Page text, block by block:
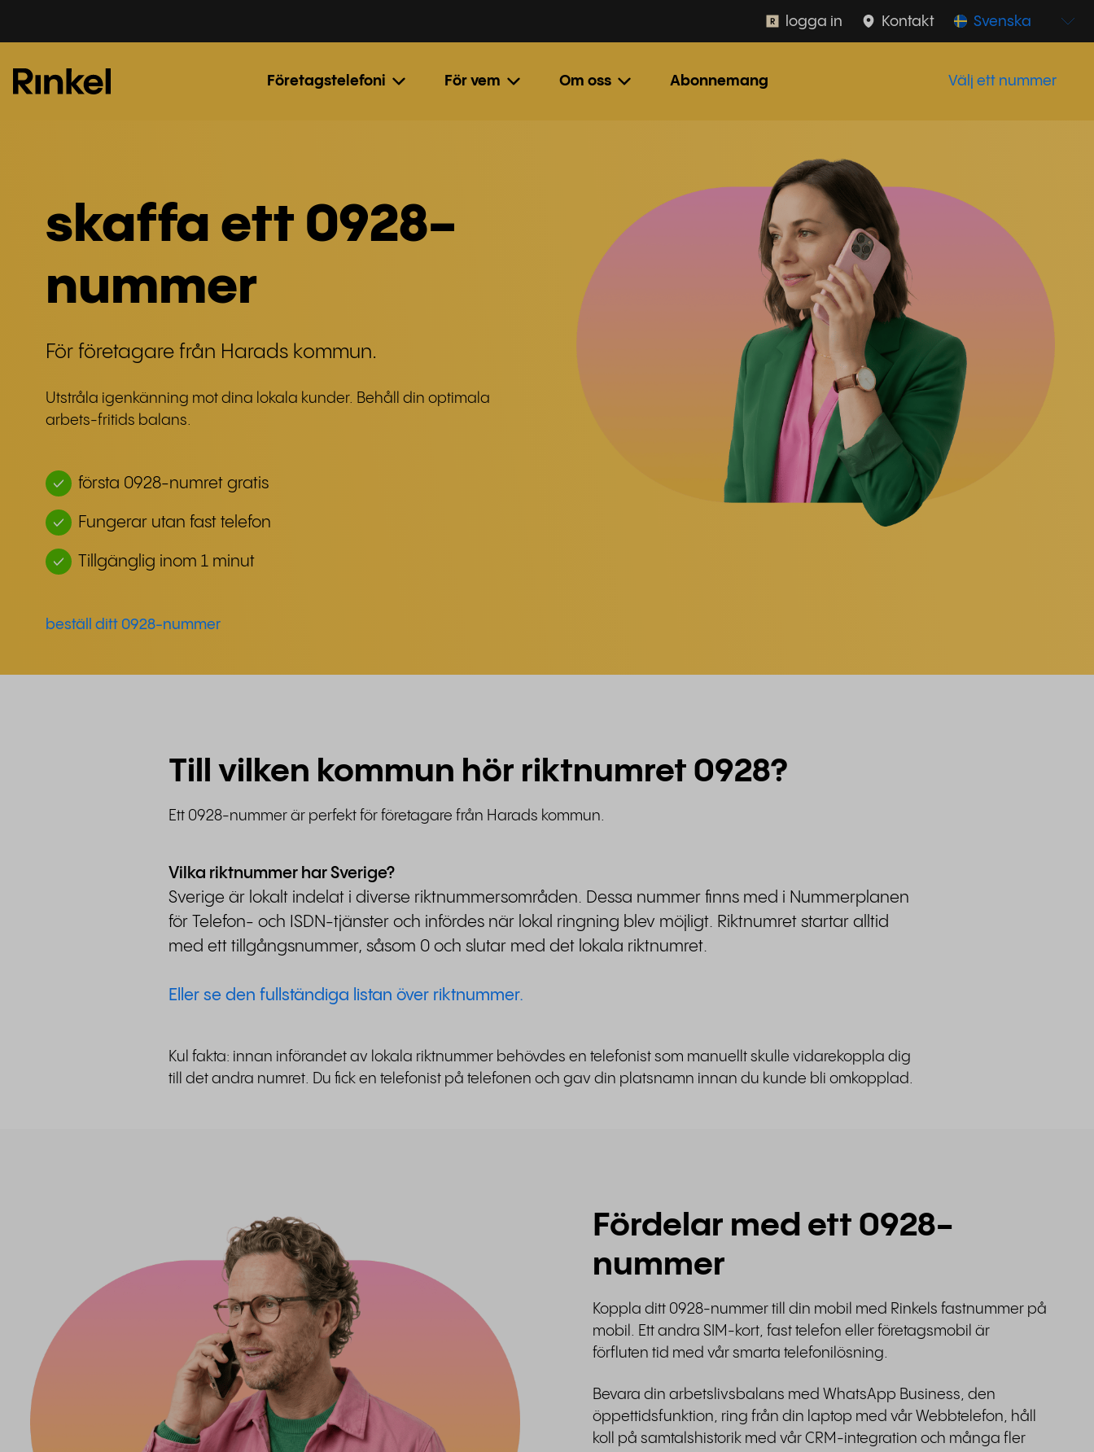
Företagstelefoni För vem Om oss Abonnemang
Svenska
Kontakt
logga in
Välj ett nummer
skaffa ett 0928-
nummer
För företagare från Harads kommun.
Utstråla igenkänning mot dina lokala kunder. Behåll din optimala
arbets-fritids balans.
första 0928-numret gratis
Fungerar utan fast telefon
Tillgänglig inom 1 minut
beställ ditt 0928-nummer
Till vilken kommun hör riktnumret 0928?
Ett 0928-nummer är perfekt för företagare från Harads kommun.
Vilka riktnummer har Sverige?
Sverige är lokalt indelat i diverse riktnummersområden. Dessa nummer finns med i Nummerplanen
för Telefon- och ISDN-tjänster och infördes när lokal ringning blev möjligt. Riktnumret startar alltid
med ett tillgångsnummer, såsom 0 och slutar med det lokala riktnumret.
Eller se den fullständiga listan över riktnummer.
Kul fakta: innan införandet av lokala riktnummer behövdes en telefonist som manuellt skulle vidarekoppla dig
till det andra numret. Du fick en telefonist på telefonen och gav din platsnamn innan du kunde bli omkopplad.
Fördelar med ett 0928-
nummer
Koppla ditt 0928-nummer till din mobil med Rinkels fastnummer på
mobil. Ett andra SIM-kort, fast telefon eller företagsmobil är
förfluten tid med vår smarta telefonilösning.
Bevara din arbetslivsbalans med WhatsApp Business, den
öppettidsfunktion, ring från din laptop med vår Webbtelefon, håll
koll på samtalshistorik med vår CRM-integration och många fler